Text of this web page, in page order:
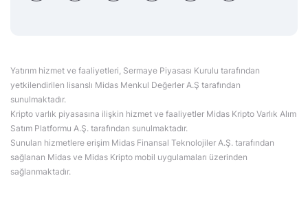
Yatırım hizmet ve faaliyetleri, Sermaye Piyasası Kurulu tarafından
yetkilendirilen lisanslı Midas Menkul Değerler A.Ş tarafından
sunulmaktadır.
Kripto varlık piyasasına ilişkin hizmet ve faaliyetler Midas Kripto Varlık Alım
Satım Platformu A.Ş. tarafından sunulmaktadır.
Sunulan hizmetlere erişim Midas Finansal Teknolojiler A.Ş. tarafından
sağlanan Midas ve Midas Kripto mobil uygulamaları üzerinden
sağlanmaktadır.